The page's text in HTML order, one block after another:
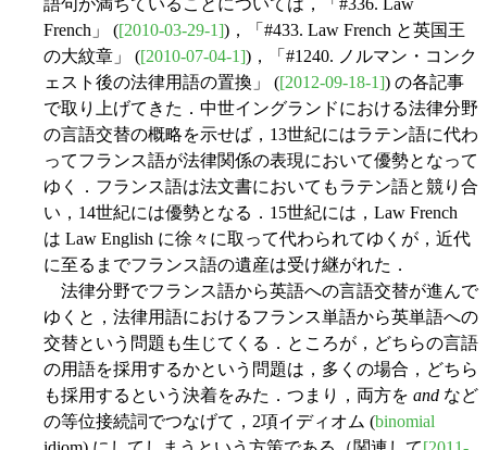
French」 ([2010-03-29-1])，「#433. Law French と英国王
の大紋章」 ([2010-07-04-1])，「#1240. ノルマン・コンク
ェスト後の法律用語の置換」 ([2012-09-18-1]) の各記事
で取り上げてきた．中世イングランドにおける法律分野
の言語交替の概略を示せば，13世紀にはラテン語に代わ
ってフランス語が法律関係の表現において優勢となって
ゆく．フランス語は法文書においてもラテン語と競り合
い，14世紀には優勢となる．15世紀には，Law French
は Law English に徐々に取って代わられてゆくが，近代
に至るまでフランス語の遺産は受け継がれた．
法律分野でフランス語から英語への言語交替が進んで
ゆくと，法律用語におけるフランス単語から英単語への
交替という問題も生じてくる．ところが，どちらの言語
の用語を採用するかという問題は，多くの場合，どちら
も採用するという決着をみた．つまり，両方を and など
の等位接続詞でつなげて，2項イディオム (binomial